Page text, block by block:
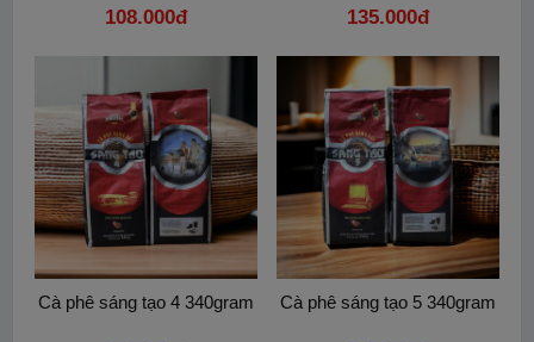
108.000đ 135.000đ
Cà phê sáng tạo 4 340gram Cà phê sáng tạo 5 340gram